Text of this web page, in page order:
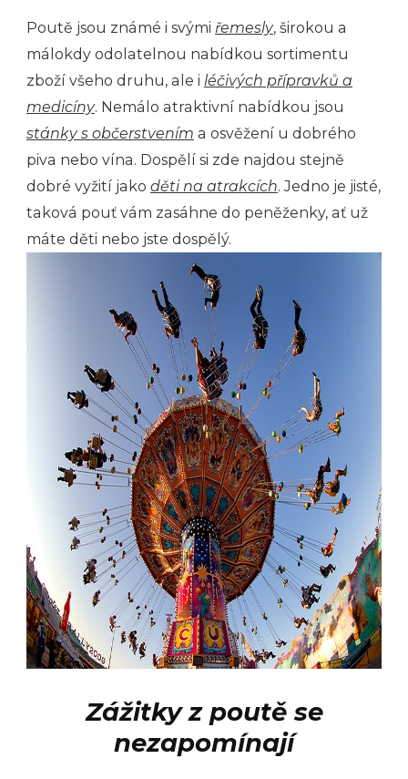
Poutě jsou známé i svými řemesly, širokou a
málokdy odolatelnou nabídkou sortimentu
zboží všeho druhu, ale i léčivých přípravků a
medicíny. Nemálo atraktivní nabídkou jsou
stánky s občerstvením a osvěžení u dobrého
piva nebo vína. Dospělí si zde najdou stejně
dobré vyžití jako děti na atrakcích. Jedno je jisté,
taková pouť vám zasáhne do peněženky, ať už
máte děti nebo jste dospělý.
Zážitky z poutě se
nezapomínají